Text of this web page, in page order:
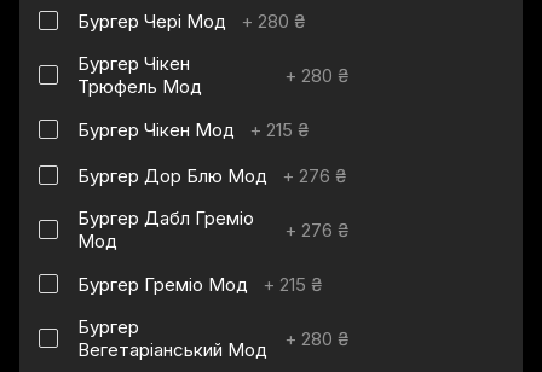
Бургер Чері Мод + 280 ₴
Бургер Чікен
Трюфель Мод
+ 280 ₴
Бургер Чікен Мод + 215 ₴
Бургер Дор Блю Мод
+ 276 ₴
Бургер Дабл Греміо
Мод
+ 276 ₴
Бургер Греміо Мод + 215 ₴
Бургер
Вегетаріанський Мод
+ 280 ₴